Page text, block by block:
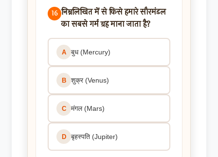
16 निम्नलिखित में से किसे हमारे सौरमंडल
का सबसे गर्म ग्रह माना जाता है?
A बुध (Mercury)
B शुक्र (Venus)
C मंगल (Mars)
D बृहस्पति (Jupiter)